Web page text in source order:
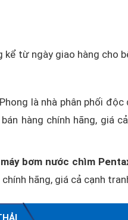
kể từ ngày giao hàng cho
là nhà phân phối
hàng chính hãng, giá
máy bơm nước chìm
hãng, giá cả cạnh